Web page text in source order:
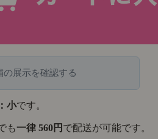
の展示を確認する
小です。
も一律 560円 で配送が可能です。